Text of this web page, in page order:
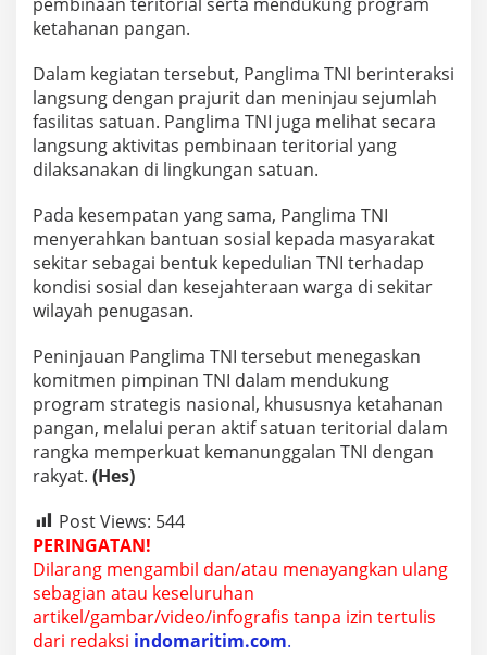
a
r
t
J
a
w
a
r
a
t
ketahanan pangan.
Dalam kegiatan tersebut, Panglima TNI berinteraksi
langsung dengan prajurit dan meninjau sejumlah
fasilitas satuan. Panglima TNI juga melihat secara
langsung aktivitas pembinaan teritorial yang
dilaksanakan di lingkungan satuan.
Pada kesempatan yang sama, Panglima TNI
menyerahkan bantuan sosial kepada masyarakat
sekitar sebagai bentuk kepedulian TNI terhadap
kondisi sosial dan kesejahteraan warga di sekitar
wilayah penugasan.
Peninjauan Panglima TNI tersebut menegaskan
komitmen pimpinan TNI dalam mendukung
program strategis nasional, khususnya ketahanan
pangan, melalui peran aktif satuan teritorial dalam
rangka memperkuat kemanunggalan TNI dengan
rakyat. (Hes)
Post Views: 544
PERINGATAN!
Dilarang mengambil dan/atau menayangkan ulang
sebagian atau keseluruhan
artikel/gambar/video/infografis tanpa izin tertulis
dari redaksi indomaritim.com.